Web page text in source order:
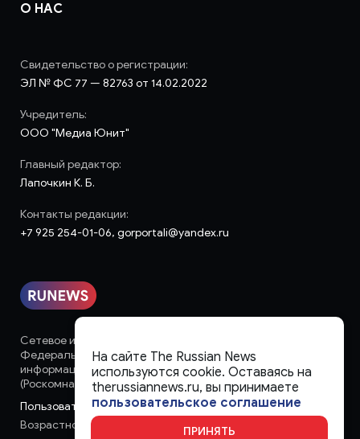
О НАС
Сетевое издание «runews» (18+) зарегистрировано в
Федеральной службе по надзору в сфере связи,
информационных технологий и массовых коммуникаций
(Роскомнадзор)
Пользовательское соглашение
Возрастное ограничение:
Свидетельство о регистрации:
ЭЛ № ФС 77 — 82763 от 14.02.2022
Учредитель:
ООО "Медиа Юнит"
Главный редактор:
Лапочкин К. Б.
Контакты редакции:
+7 925 254-01-06, gorportali@yandex.ru
На сайте The Russian News
используются cookie. Оставаясь на
therussiannews.ru, вы принимаете
пользовательское соглашение
ПРИНЯТЬ